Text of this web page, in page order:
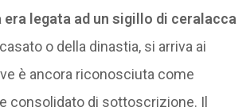
legata ad un sigillo di ceralacca
o della dinastia, si arriva ai
è ancora riconosciuta come
consolidato di sottoscrizione. Il